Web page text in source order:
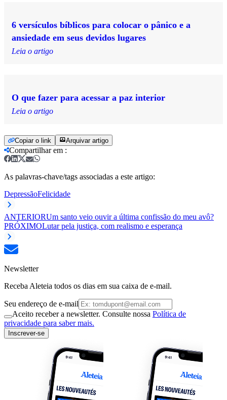
6 versículos bíblicos para colocar o pânico e a
ansiedade em seus devidos lugares
Leia o artigo
O que fazer para acessar a paz interior
Leia o artigo
Copiar o link Arquivar artigo
Compartilhar em :
As palavras-chave/tags associadas a este artigo:
DepressãoFelicidade
ANTERIORUm santo veio ouvir a última confissão do meu avô?
PRÓXIMOLutar pela justiça, com realismo e esperança
Newsletter
Receba Aleteia todos os dias em sua caixa de e-mail.
Seu endereço de e-mail
Aceito receber a newsletter. Consulte nossa Política de
privacidade para saber mais.
Inscrever-se